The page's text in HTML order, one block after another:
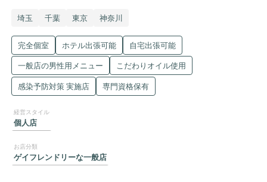
埼玉 千葉 東京 神奈川
完全個室 ホテル出張可能 自宅出張可能
一般店の男性用メニュー こだわりオイル使用
感染予防対策 実施店 専門資格保有
個人店
ゲイフレンドリーな一般店